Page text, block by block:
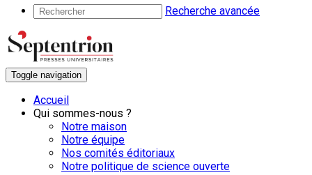
Recherche avancée
Toggle navigation
Accueil
Qui sommes-nous ?
Notre maison
Notre équipe
Nos comités éditoriaux
Notre politique de science ouverte